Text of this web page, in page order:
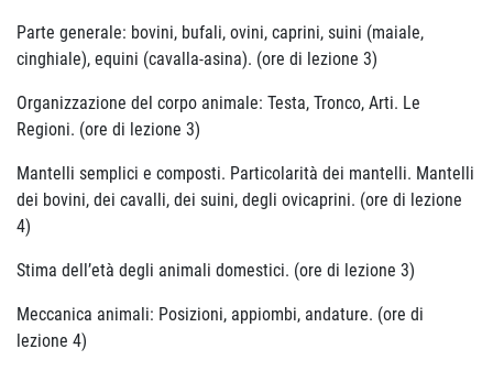
Parte generale: bovini, bufali, ovini, caprini, suini (maiale,
cinghiale), equini (cavalla-asina). (ore di lezione 3)
Organizzazione del corpo animale: Testa, Tronco, Arti. Le
Regioni. (ore di lezione 3)
Mantelli semplici e composti. Particolarità dei mantelli. Mantelli
dei bovini, dei cavalli, dei suini, degli ovicaprini. (ore di lezione
4)
Stima dell’età degli animali domestici. (ore di lezione 3)
Meccanica animali: Posizioni, appiombi, andature. (ore di
lezione 4)